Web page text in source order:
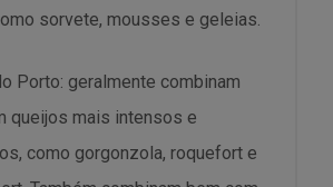
sorvete, mousses e geleias.
Porto: geralmente combinam
queijos mais intensos e
como gorgonzola, roquefort e